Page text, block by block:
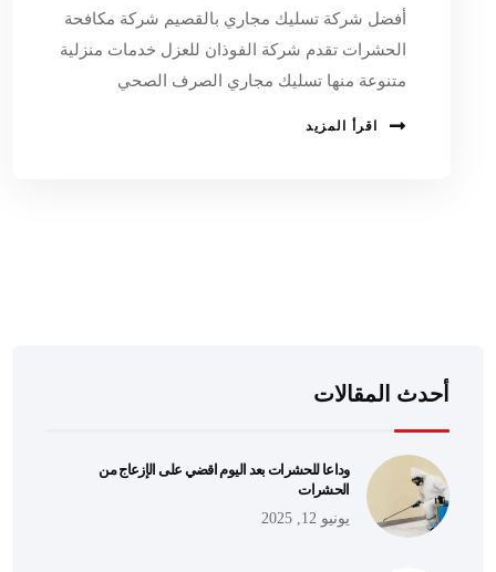
أفضل شركة تسليك مجاري بالقصيم شركة مكافحة
الحشرات تقدم شركة الفوذان للعزل خدمات منزلية
متنوعة منها تسليك مجاري الصرف الصحي
اقرأ المزيد
أحدث المقالات
وداعا للحشرات بعد اليوم اقضي على الإزعاج من
الحشرات
يونيو 12, 2025